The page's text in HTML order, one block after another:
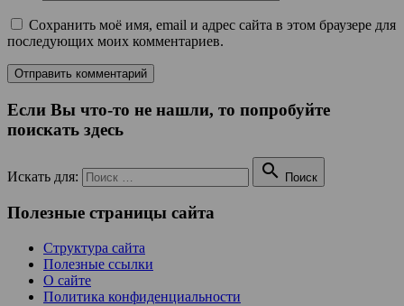
Сохранить моё имя, email и адрес сайта в этом браузере для
последующих моих комментариев.
Если Вы что-то не нашли, то попробуйте
поискать здесь
Искать для:  Поиск
Полезные страницы сайта
Структура сайта
Полезные ссылки
О сайте
Политика конфиденциальности